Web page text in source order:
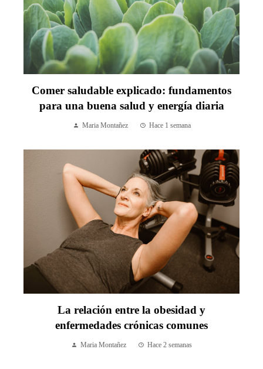
Comer saludable explicado: fundamentos
para una buena salud y energía diaria
Maria Montañez Hace 1 semana
La relación entre la obesidad y
enfermedades crónicas comunes
Maria Montañez Hace 2 semanas